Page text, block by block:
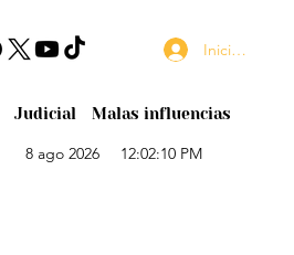
Judicial Malas influencias
Iniciar sesión
8 ago 2026 12:02:10 PM